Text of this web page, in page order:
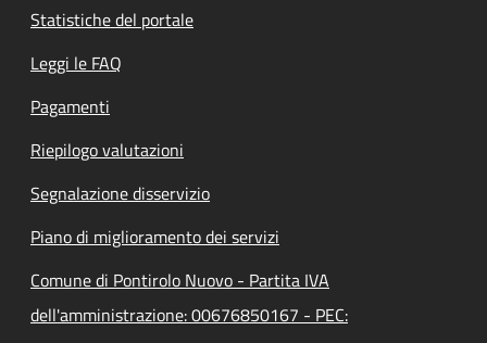
Statistiche del portale
Leggi le FAQ
Pagamenti
Riepilogo valutazioni
Segnalazione disservizio
Piano di miglioramento dei servizi
Comune di Pontirolo Nuovo - Partita IVA
dell'amministrazione: 00676850167 - PEC: